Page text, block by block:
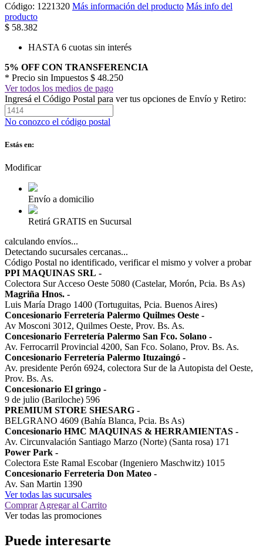
Código: 1221320 Más información del producto Más info del
producto
$ 58.382
HASTA 6 cuotas sin interés
5% OFF CON TRANSFERENCIA
* Precio sin Impuestos $ 48.250
Ver todos los medios de pago
Ingresá el Código Postal para ver tus opciones de Envío y Retiro:
No conozco el código postal
Estás en:
Modificar
Envío a domicilio
Retirá GRATIS en Sucursal
calculando envíos...
Detectando sucursales cercanas...
Código Postal no identificado, verificar el mismo y volver a probar
PPI MAQUINAS SRL -
Colectora Sur Acceso Oeste 5080 (Castelar, Morón, Pcia. Bs As)
Magriña Hnos. -
Luis María Drago 1400 (Tortuguitas, Pcia. Buenos Aires)
Concesionario Ferretería Palermo Quilmes Oeste -
Av Mosconi 3012, Quilmes Oeste, Prov. Bs. As.
Concesionario Ferretería Palermo San Fco. Solano -
Av. Ferrocarril Provincial 4200, San Fco. Solano, Prov. Bs. As.
Concesionario Ferretería Palermo Ituzaingó -
Av. presidente Perón 6924, colectora Sur de la Autopista del Oeste,
Prov. Bs. As.
Concesionario El gringo -
9 de julio (Bariloche) 596
PREMIUM STORE SHESARG -
BELGRANO 4609 (Bahía Blanca, Pcia. Bs As)
Concesionario HMC MAQUINAS & HERRAMIENTAS -
Av. Circunvalación Santiago Marzo (Norte) (Santa rosa) 171
Power Park -
Colectora Este Ramal Escobar (Ingeniero Maschwitz) 1015
Concesionario Ferreteria Don Mateo -
Av. San Martin 1390
Ver todas las sucursales
Comprar Agregar al Carrito
Ver todas las promociones
Puede interesarte